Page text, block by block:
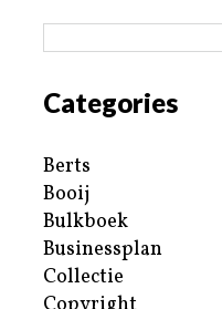
Categories
Berts
Booij
Bulkboek
Businessplan
Collectie